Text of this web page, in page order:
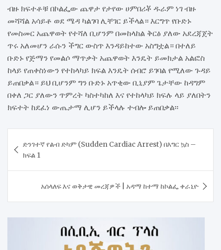
ብዙ ክፍተቶቹ በኮልፌው ጨዋታ የታየው ሀምበሪቾ ዱራም ነገ ብዙ
መሻሻል አሳይቶ ወደ ሜዳ ካልገባ ሊቸገር ይችላል። እርግጥ የቡድኑ
የመስመር አጨዋወት የተሻለ ቢሆንም በመከላከል ቅርፅ ያለው አደረጃጀት
ጥሩ አለመሆን ራሱን ችግር ውስጥ እንዳይከተው አስግቷል። በተለይ
ቡድኑ የጅማን የመልሶ ማጥቃት አጨዋወት እንዴት ይመክታል አልፎስ
ከላይ የጠቀስነውን የተከላካይ ክፍል እንዴት ሰብሮ ይገባል የሚለው ጉዳይ
ይጠበቃል። ይህ ቢሆንም ግን ቡድኑ አጥቂው ቢኒያም ጌታቸው ከዳግም
በቀለ ጋር ያለውን ጥምረት ካስተካከለ እና የተከላካይ ክፍሉ ላይ ያለበትን
ክፍተት ከደፈነ ውጤታማ ሊሆን ይችላሉ ተብሎ ይጠበቃል፡፡
navigation
ድንገተኛ የልብ ድካም (Sudden Cardiac Arrest) በእግር ኳስ –
ክፍል 1
አሰላለፍ እና ወቅታዊ መረጃዎች | አዳማ ከተማ ከኮልፌ ቀራኒዮ